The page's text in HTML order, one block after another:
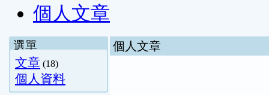
個人文章
選單
文章 (18)
個人資料
個人文章